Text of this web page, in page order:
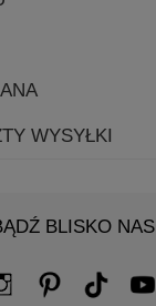
WYSYŁKI
BLISKO NAS